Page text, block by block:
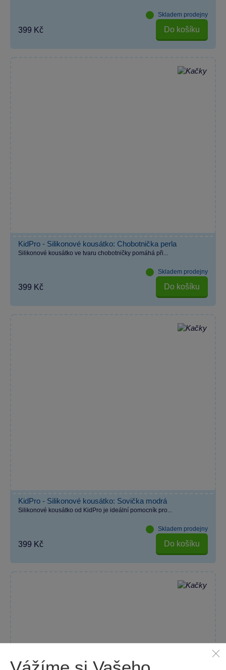
Skladem prodejny
399 Kč Do košíku
KidPro - Silikonové kousátko: Chobotnička perla
Silikonové kousátko ve tvaru chobotničky pomáhá při...
Skladem prodejny
399 Kč Do košíku
KidPro - Silikonové kousátko: Sovička modrá
Silikonové kousátko od KidPro je ideální pomocník pro...
Skladem prodejny
399 Kč Do košíku